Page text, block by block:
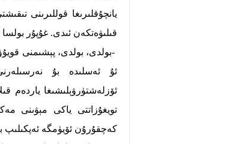
يانچۇقلىرىغا قوللىرىنى
قىلىۋەتكەن ئىدى. غۇپۇر
-بولدى، بولدى، پېشىمنى
ئۇ ئەسلىدە بۇ
ئۆزلەشتۈرۋېلىشىغا ياردەم
تويغۇزاتتى ياكى مېۋىنى
كەچقۇرۇن ئۆيۈمگە ئەپكىلىپ